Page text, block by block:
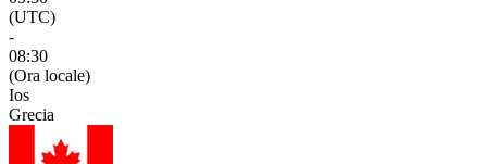
(UTC)
-
08:30
(Ora locale)
Ios
Grecia